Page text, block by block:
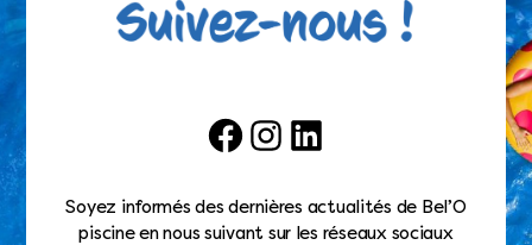
FacebookInstagramLinkedIn
Soyez informés des dernières actualités de Bel’O
piscine en nous suivant sur les réseaux sociaux